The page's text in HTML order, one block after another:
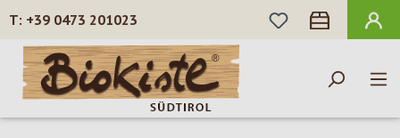
Zum Hauptinhalt springen
+39 0473 201023
DU HAST 0